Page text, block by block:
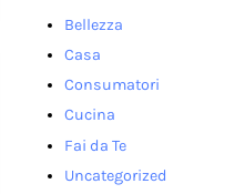
Bellezza
Casa
Consumatori
Cucina
Fai da Te
Uncategorized